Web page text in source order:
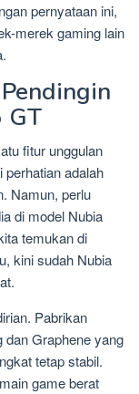
pernyataan ini,
merek gaming lain
GT
fitur unggulan
adalah
Namun, perlu
di model Nubia
temukan di
kini sudah Nubia
Pabrikan
dan Graphene yang
tetap stabil.
game berat